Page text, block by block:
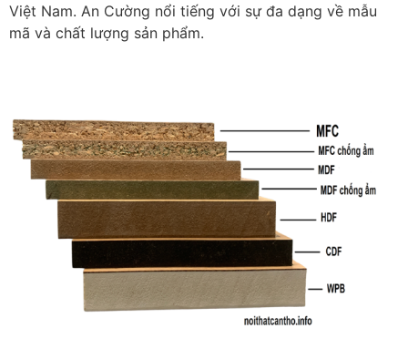
Việt Nam. An Cường nổi tiếng với sự đa dạng về mẫu
mã và chất lượng sản phẩm.